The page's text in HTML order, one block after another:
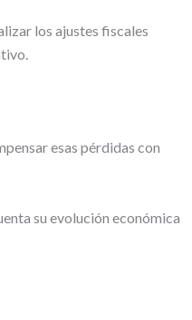
los ajustes fiscales
esas pérdidas con
su evolución económica